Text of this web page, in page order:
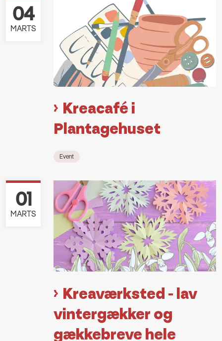
Kreacafé i
Plantagehuset
04
MARTS
Event
Kreaværksted - lav
vintergækker og
gækkebreve hele
01
MARTS